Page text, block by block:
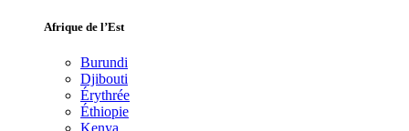
Afrique de l’Est
Burundi
Djibouti
Érythrée
Éthiopie
Kenya